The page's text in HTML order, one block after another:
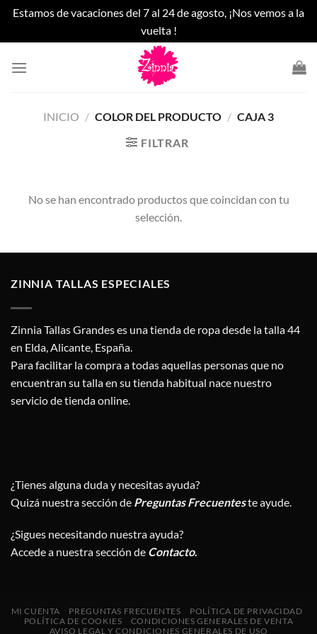
Estamos de vacaciones del 7 al 24 de agosto, ¡Nos vemos a la
vuelta !
INICIO / COLOR DEL PRODUCTO / CAJA 3
FILTRAR
No se han encontrado productos que coincidan con tu
selección.
ZINNIA TALLAS ESPECIALES
Zinnia Tallas Grandes es una tienda de ropa desde la talla 44
en Elda, Alicante, España.
Para facilitar la compra a todas aquellas personas que no
encuentran su talla en su tienda habitual nace nuestro
servicio de tienda online.
¿Tienes alguna duda y necesitas ayuda?
Quizá nuestra sección de Preguntas Frecuenteste ayude.
¿Sigues necesitando nuestra ayuda?
Accede a nuestra sección de Contacto.
MI CUENTA PREGUNTAS FRECUENTES
POLÍTICA DE PRIVACIDAD
POLÍTICA DE COOKIES
CONDICIONES GENERALES DE VENTA
AVISO LEGAL Y CONDICIONES GENERALES DE USO